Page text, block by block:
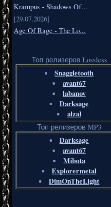
Krampus - Shadows Of...
[29.07.2026]
Age Of Rage - The Lo...
Топ релизеров Lossless
Snaggletooth
avant67
labanov
Darksage
alzal
Топ релизеров MP3
Darksage
avant67
Mibota
Explorermetal
DimOnTheLight